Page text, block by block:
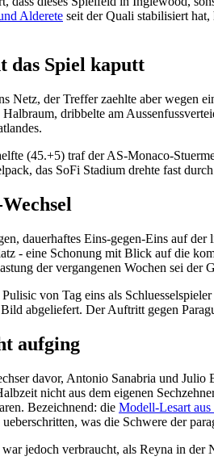
Alderete seit der Quali stabilisiert
das Spiel kaputt
der Treffer zaehlte aber wegen
dribbelte am
(45.+5) traf der AS-Monaco-
das SoFi Stadium drehte fast
dauerhaftes Eins-gegen-Eins auf
- eine Schonung mit Blick auf die
der vergangenen Wochen sei der
von Tag eins als
abgeliefert. Der Auftritt gegen
aufging
davor, Antonio Sanabria und Julio
nicht aus dem eigenen
Bezeichnend: die Modell-Lesart
was die Schwere der
jedoch verbraucht, als Reyna in der